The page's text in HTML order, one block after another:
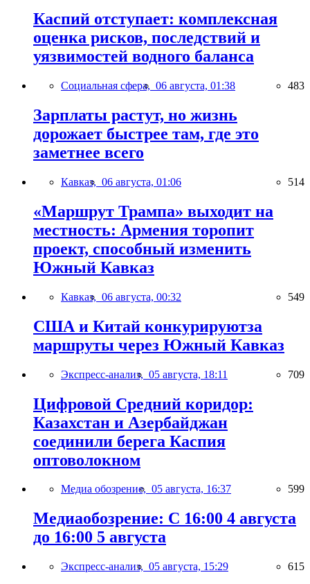
Каспий отступает: комплексная
оценка рисков, последствий и
уязвимостей водного баланса
Социальная сфера, 06 августа, 01:38 483
Зарплаты растут, но жизнь
дорожает быстрее там, где это
заметнее всего
Кавказ, 06 августа, 01:06 514
«Маршрут Трампа» выходит на
местность: Армения торопит
проект, способный изменить
Южный Кавказ
Кавказ, 06 августа, 00:32 549
США и Китай конкурируютза
маршруты через Южный Кавказ
Экспресс-анализ, 05 августа, 18:11 709
Цифровой Средний коридор:
Казахстан и Азербайджан
соединили берега Каспия
оптоволокном
Медиа обозрение, 05 августа, 16:37 599
Медиаобозрение: С 16:00 4 августа
до 16:00 5 августа
Экспресс-анализ, 05 августа, 15:29 615